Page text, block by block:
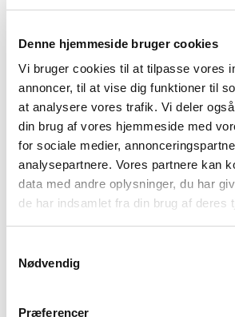
Denne hjemmeside bruger cookies
Vi bruger cookies til at tilpasse vores
annoncer, til at vise dig funktioner til
at analysere vores trafik. Vi deler
din brug af vores hjemmeside med
for sociale medier,
analysepartnere. Vores partnere kan
data med andre oplysninger, du har
de har indsamlet fra din brug af deres
Nødvendig
Præferencer
Vores mål var derfor at få politikere
indse, at sagsgennemgangen var
standset. Indsatsen lykkedes! Efter
mediedækning og både offentlig og
Bedre Psykiatris generalsekretær
bakkede Sundhedsminister Sophie
synspunkt. Og i går kom resultatet:
bliver genoptaget.
og alle berørte patienter får både